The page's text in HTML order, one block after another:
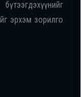
эрхэм зорилго